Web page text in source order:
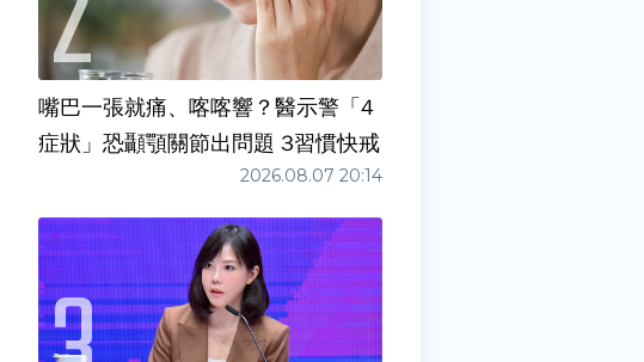
嘴巴一張就痛、喀喀響？醫示警「4
症狀」恐顳顎關節出問題 3習慣快戒
2026.08.07 20:14